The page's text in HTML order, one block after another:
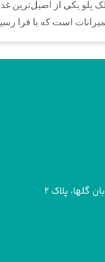
پلو یکی از اصیل‌ترین
است که با فرا
گلها، پلاک ۲